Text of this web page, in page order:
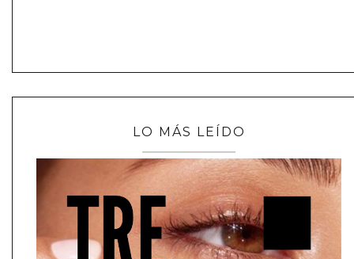
LO MÁS LEÍDO